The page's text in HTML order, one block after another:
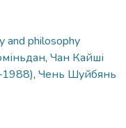
and philosophy
, Чан Кайші
, Чень Шуйбянь